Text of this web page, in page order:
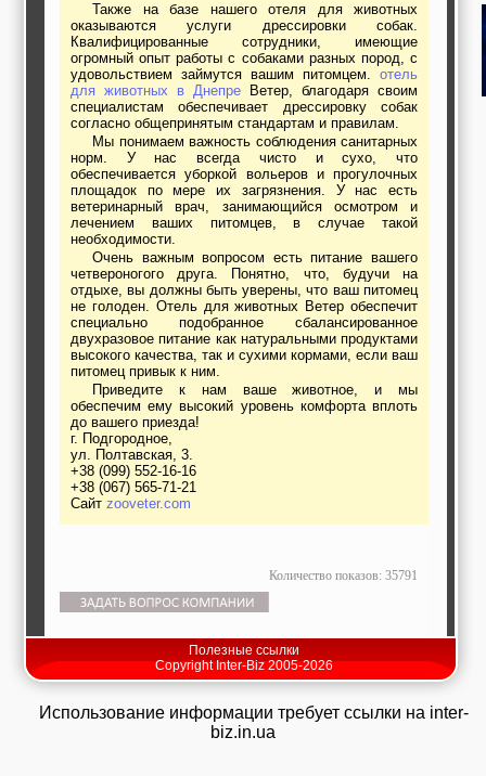
Также на базе нашего отеля для животных
оказываются услуги дрессировки собак.
Квалифицированные сотрудники, имеющие
огромный опыт работы с собаками разных пород, с
удовольствием займутся вашим питомцем. отель
для животных в Днепре Ветер, благодаря своим
специалистам обеспечивает дрессировку собак
согласно общепринятым стандартам и правилам.
Мы понимаем важность соблюдения санитарных
норм. У нас всегда чисто и сухо, что
обеспечивается уборкой вольеров и прогулочных
площадок по мере их загрязнения. У нас есть
ветеринарный врач, занимающийся осмотром и
лечением ваших питомцев, в случае такой
необходимости.
Очень важным вопросом есть питание вашего
четвероногого друга. Понятно, что, будучи на
отдыхе, вы должны быть уверены, что ваш питомец
не голоден. Отель для животных Ветер обеспечит
специально подобранное сбалансированное
двухразовое питание как натуральными продуктами
высокого качества, так и сухими кормами, если ваш
питомец привык к ним.
Приведите к нам ваше животное, и мы
обеспечим ему высокий уровень комфорта вплоть
до вашего приезда!
г. Подгородное,
ул. Полтавская, 3.
+38 (099) 552-16-16
+38 (067) 565-71-21
Сайт zooveter.com
Количество показов: 35791
Полезные ссылки
Copyright Inter-Biz 2005-2026
Использование информации требует ссылки на inter-
biz.in.ua